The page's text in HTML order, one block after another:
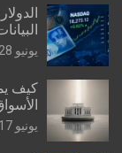
يونيو 28, 2026
كيف
يونيو 17, 2026